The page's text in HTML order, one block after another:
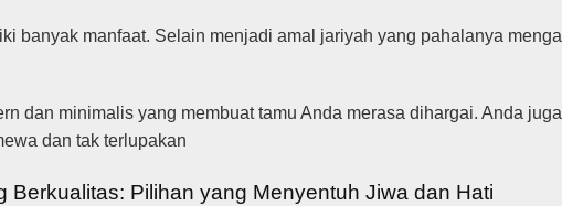
banyak manfaat. Selain menjadi amal jariyah yang pahalanya
dan minimalis yang membuat tamu Anda merasa dihargai. Anda
dan tak terlupakan
Berkualitas: Pilihan yang Menyentuh Jiwa dan Hati